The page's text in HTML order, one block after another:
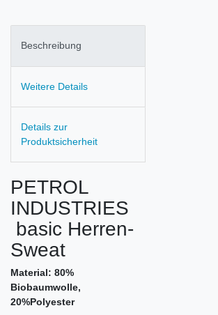
Beschreibung
Weitere Details
Details zur
Produktsicherheit
PETROL
INDUSTRIES
basic Herren-
Sweat
Material: 80%
Biobaumwolle,
20%Polyester